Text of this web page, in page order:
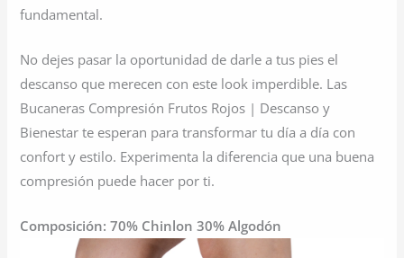
fundamental.
No dejes pasar la oportunidad de darle a tus pies el
descanso que merecen con este look imperdible. Las
Bucaneras Compresión Frutos Rojos | Descanso y
Bienestar te esperan para transformar tu día a día con
confort y estilo. Experimenta la diferencia que una buena
compresión puede hacer por ti.
Composición: 70% Chinlon 30% Algodón